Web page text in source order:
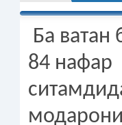
Ба
84 нафар